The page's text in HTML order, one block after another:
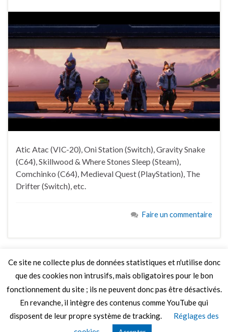
Atic Atac (VIC-20), Oni Station (Switch), Gravity Snake
(C64), Skillwood & Where Stones Sleep (Steam),
Comchinko (C64), Medieval Quest (PlayStation), The
Drifter (Switch), etc.
Faire un commentaire
LIRE PLUS
Ce site ne collecte plus de données statistiques et n'utilise donc
que des cookies non intrusifs, mais obligatoires pour le bon
fonctionnement du site ; ils ne peuvent donc pas être désactivés.
En revanche, il intègre des contenus comme YouTube qui
disposent de leur propre système de tracking.
Réglages des